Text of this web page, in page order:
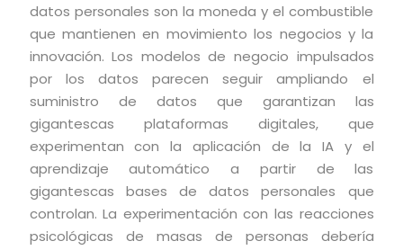
datos personales son la moneda y el combustible
que mantienen en movimiento los negocios y la
innovación. Los modelos de negocio impulsados
por los datos parecen seguir ampliando el
suministro de datos que garantizan las
gigantescas plataformas digitales, que
experimentan con la aplicación de la IA y el
aprendizaje automático a partir de las
gigantescas bases de datos personales que
controlan. La experimentación con las reacciones
psicológicas de masas de personas debería